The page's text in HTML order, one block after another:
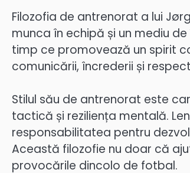
Filozofia de antrenorat a lui
munca în echipă și un mediu
timp ce promovează un spirit
comunicării, încrederii și
Stilul său de antrenorat este
tactică și reziliența mentală.
responsabilitatea pentru
Această filozofie nu doar că
provocările dincolo de fotbal.